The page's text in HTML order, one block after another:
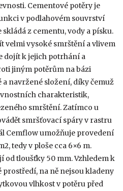
Cementové potěry je
v podlahovém souvrství
z cementu, vody a písku.
velmi vysoké smrštění a vlivem
dojít k jejich potrhání a
jiným potěrům na bázi
a navržené složení, díky čemuž
charakteristik,
smrštění. Zatímco u
smršťovací spáry v rastru
Cemflow umožňuje provedení
tedy v ploše cca 6×6 m.
od tloušťky 50 mm. Vzhledem k
prostředí, na ně nejsou kladeny
vlhkost v potěru před